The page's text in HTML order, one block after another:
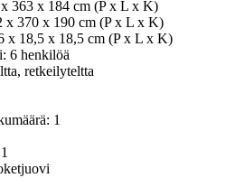
363 x 184 cm (P x L x K)
x 370 x 190 cm (P x L x K)
x 18,5 x 18,5 cm (P x L x K)
6 henkilöä
retkeilyteltta
1